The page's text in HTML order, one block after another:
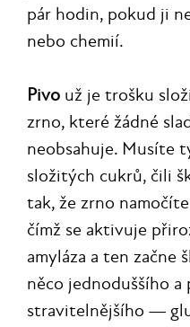
pár hodin, pokud ji
nebo chemií.
Pivo už je trošku
zrno, které žádné
neobsahuje. Musíte
složitých cukrů, čili
tak, že zrno
čímž se aktivuje
amyláza a ten začne
něco jednoduššího
stravitelnějšího —